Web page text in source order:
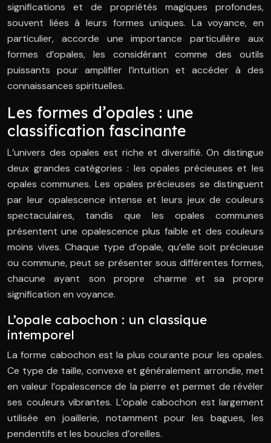
significations et de propriétés magiques profondes,
souvent liées à leurs formes uniques. La voyance, en
particulier, accorde une importance particulière aux
formes d’opales, les considérant comme des outils
puissants pour amplifier l’intuition et accéder à des
connaissances spirituelles.
Les formes d’opales : une
classification fascinante
L’univers des opales est riche et diversifié. On distingue
deux grandes catégories : les opales précieuses et les
opales communes. Les opales précieuses se distinguent
par leur opalescence intense et leurs jeux de couleurs
spectaculaires, tandis que les opales communes
présentent une opalescence plus faible et des couleurs
moins vives. Chaque type d’opale, qu’elle soit précieuse
ou commune, peut se présenter sous différentes formes,
chacune ayant son propre charme et sa propre
signification en voyance.
L’opale cabochon : un classique
intemporel
La forme cabochon est la plus courante pour les opales.
Ce type de taille, convexe et généralement arrondie, met
en valeur l’opalescence de la pierre et permet de révéler
ses couleurs vibrantes. L’opale cabochon est largement
utilisée en joaillerie, notamment pour les bagues, les
pendentifs et les boucles d’oreilles.